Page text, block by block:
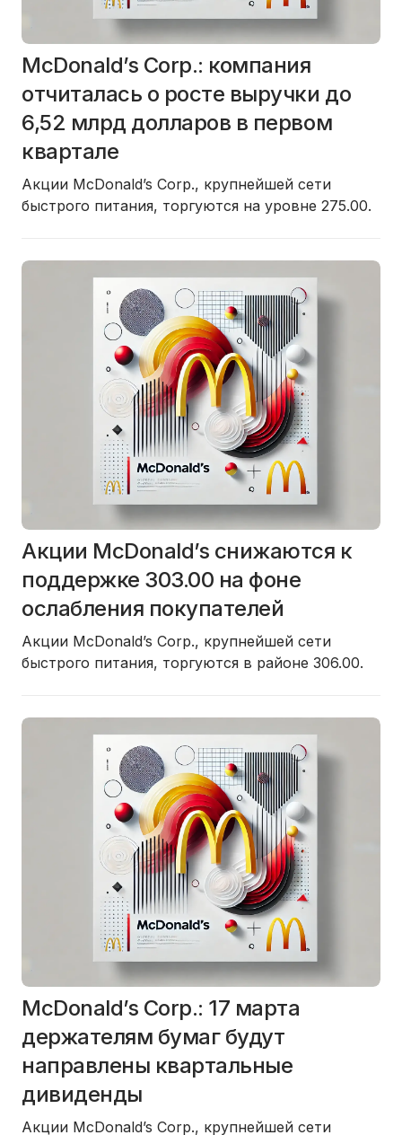
McDonald’s Corp.: компания
отчиталась о росте выручки до
6,52 млрд долларов в первом
квартале
Акции McDonald’s Corp., крупнейшей сети
быстрого питания, торгуются на уровне 275.00.
Акции McDonald’s снижаются к
поддержке 303.00 на фоне
ослабления покупателей
Акции McDonald’s Corp., крупнейшей сети
быстрого питания, торгуются в районе 306.00.
McDonald’s Corp.: 17 марта
держателям бумаг будут
направлены квартальные
дивиденды
Акции McDonald’s Corp., крупнейшей сети